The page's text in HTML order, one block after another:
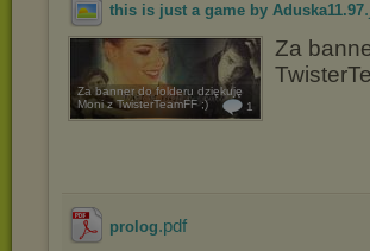
this is just a game by Aduska11.97
Za banner do folderu dziękuję
Moni z TwisterTeamFF ;)
1
Za
prolog.pdf